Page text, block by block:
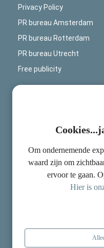
Privacy Policy
PR bureau Amsterdam
PR bureau Rotterdam
PR bureau Utrecht
Free publicity
2132 HA Hoofddorp
contact@delanopr.nl
Om ondernemende
waard zijn om
ervoor te gaan.
Hier is